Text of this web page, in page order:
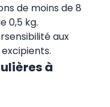
de moins de 8
0,5 kg.
aux
à